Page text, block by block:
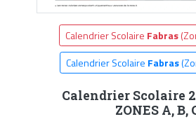
Calendrier Scolaire Fabras
Calendrier Scolaire Fabras
Calendrier Scolaire
ZONES A, B,